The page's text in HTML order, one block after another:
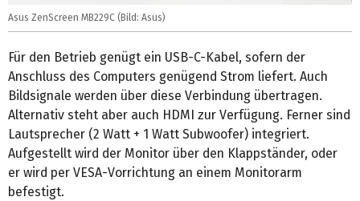
Asus ZenScreen MB229C (Bild: Asus)
Für den Betrieb genügt ein USB-C-Kabel, sofern der
Anschluss des Computers genügend Strom liefert. Auch
Bildsignale werden über diese Verbindung übertragen.
Alternativ steht aber auch HDMI zur Verfügung. Ferner sind
Lautsprecher (2 Watt + 1 Watt Subwoofer) integriert.
Aufgestellt wird der Monitor über den Klappständer, oder
er wird per VESA-Vorrichtung an einem Monitorarm
befestigt.